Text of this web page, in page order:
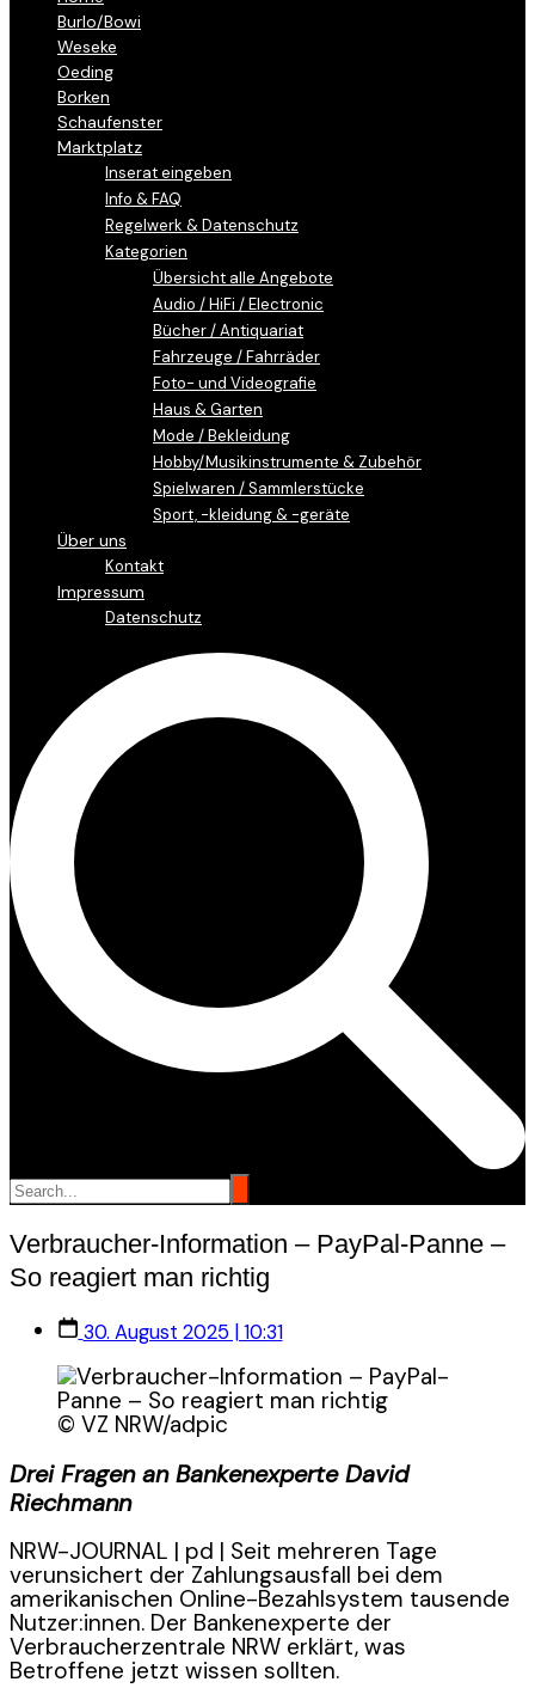
Burlo/Bowi
Weseke
Oeding
Borken
Schaufenster
Marktplatz
Inserat eingeben
Info & FAQ
Regelwerk & Datenschutz
Kategorien
Übersicht alle Angebote
Audio / HiFi / Electronic
Bücher / Antiquariat
Fahrzeuge / Fahrräder
Foto- und Videografie
Haus & Garten
Mode / Bekleidung
Hobby/Musikinstrumente & Zubehör
Spielwaren / Sammlerstücke
Sport, -kleidung & -geräte
Über uns
Kontakt
Impressum
Datenschutz
Verbraucher-Information – PayPal-Panne –
So reagiert man richtig
30. August 2025 | 10:31
© VZ NRW/adpic
Drei Fragen an Bankenexperte David
Riechmann
NRW-JOURNAL | pd | Seit mehreren Tage
verunsichert der Zahlungsausfall bei dem
amerikanischen Online-Bezahlsystem tausende
Nutzer:innen. Der Bankenexperte der
Verbraucherzentrale NRW erklärt, was
Betroffene jetzt wissen sollten.